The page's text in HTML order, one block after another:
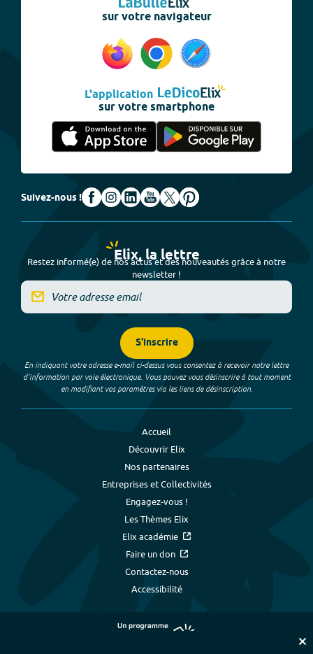
sur votre navigateur
L'application
sur votre smartphone
Suivez-nous !
Elix, la lettre
Restez informé(e) de nos actus et des nouveautés grâce à notre
newsletter !
S'inscrire
En indiquant votre adresse e-mail ci-dessus vous consentez à recevoir notre lettre
d’information par voie électronique. Vous pouvez vous désinscrire à tout moment
en modifiant vos paramètres via les liens de désinscription.
Accueil
Découvrir Elix
Nos partenaires
Entreprises et Collectivités
Engagez-vous !
Les Thèmes Elix
Elix académie
Faire un don
Contactez-nous
Accessibilité